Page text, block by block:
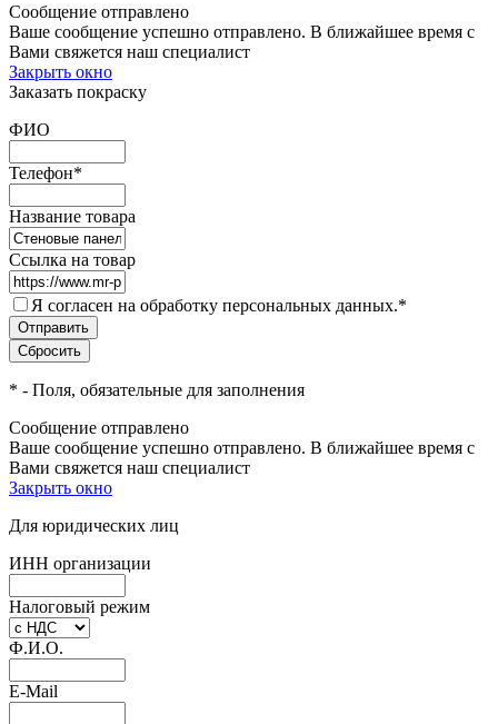
Сообщение отправлено
Ваше сообщение успешно отправлено. В ближайшее время с
Вами свяжется наш специалист
Закрыть окно
Заказать покраску
ФИО
Телефон*
Название товара
Ссылка на товар
Я согласен на обработку персональных данных.*
* - Поля, обязательные для заполнения
Сообщение отправлено
Ваше сообщение успешно отправлено. В ближайшее время с
Вами свяжется наш специалист
Закрыть окно
Для юридических лиц
ИНН организации
Налоговый режим
Ф.И.О.
E-Mail